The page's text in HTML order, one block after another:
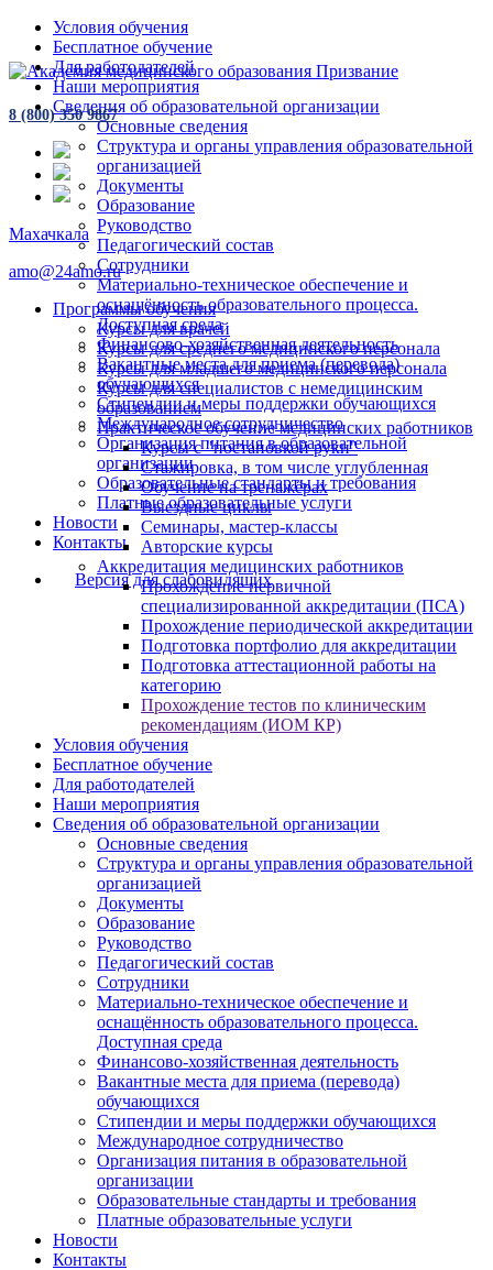
Условия обучения
Бесплатное обучение
Для работодателей
Наши мероприятия
Сведения об образовательной организации
Основные сведения
Структура и органы управления образовательной
организацией
Документы
Образование
Руководство
Педагогический состав
Сотрудники
Материально-техническое обеспечение и
оснащённость образовательного процесса.
Доступная среда
Финансово-хозяйственная деятельность
Вакантные места для приема (перевода)
обучающихся
Стипендии и меры поддержки обучающихся
Международное сотрудничество
Организация питания в образовательной
организации
Образовательные стандарты и требования
Платные образовательные услуги
Новости
Контакты
Версия для слабовидящих
8 (800) 350 9867
Махачкала
amo@24amo.ru
Программы обучения
Курсы для врачей
Курсы для среднего медицинского персонала
Курсы для младшего медицинского персонала
Курсы для специалистов с немедицинским
образованием
Практическое обучение медицинских работников
Курсы с "постановкой руки"
Стажировка, в том числе углубленная
Обучение на тренажёрах
Выездные циклы
Семинары, мастер-классы
Авторские курсы
Аккредитация медицинских работников
Прохождение первичной
специализированной аккредитации (ПСА)
Прохождение периодической аккредитации
Подготовка портфолио для аккредитации
Подготовка аттестационной работы на
категорию
Прохождение тестов по клиническим
рекомендациям (ИОМ КР)
Условия обучения
Бесплатное обучение
Для работодателей
Наши мероприятия
Сведения об образовательной организации
Основные сведения
Структура и органы управления образовательной
организацией
Документы
Образование
Руководство
Педагогический состав
Сотрудники
Материально-техническое обеспечение и
оснащённость образовательного процесса.
Доступная среда
Финансово-хозяйственная деятельность
Вакантные места для приема (перевода)
обучающихся
Стипендии и меры поддержки обучающихся
Международное сотрудничество
Организация питания в образовательной
организации
Образовательные стандарты и требования
Платные образовательные услуги
Новости
Контакты